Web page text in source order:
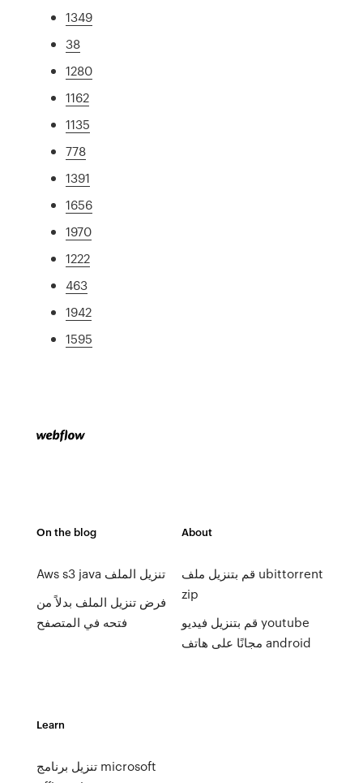
1349
38
1280
1162
1135
778
1391
1656
1970
1222
463
1942
1595
On the blog
Aws s3 java تنزيل الملف
فرض تنزيل الملف بدلاً من
فتحه في المتصفح
About
قم بتنزيل ملف ubittorrent
zip
قم بتنزيل فيديو youtube
مجانًا على هاتف android
Learn
تنزيل برنامج microsoft